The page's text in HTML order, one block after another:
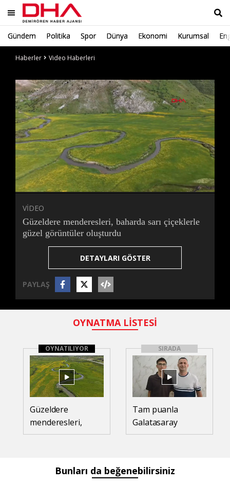
Gündem Politika Spor Dünya Ekonomi Kurumsal
Haberler
Video Haberleri
Süre
/
Toplam
Süre Yüklendi
0%
Yükleniyor
0%
VİDEO
Güzeldere menderesleri, baharda sarı çiçeklerle
güzel görüntüler oluşturdu
DETAYLARI GÖSTER
PAYLAŞ
OYNATMA LİSTESİ
OYNATILIYOR
Güzeldere
menderesleri,
baharda sarı
oluşturdu
SIRADA
Tam puanla
Galatasaray
Lisesi’ne yerleşen
çalışma
Bunları da beğenebilirsiniz